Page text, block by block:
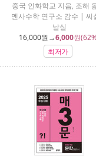
중국 인화학교 지음, 조해
멘사수학 연구소 감수 | 씨
날실
16,000원→6,000원
최저가